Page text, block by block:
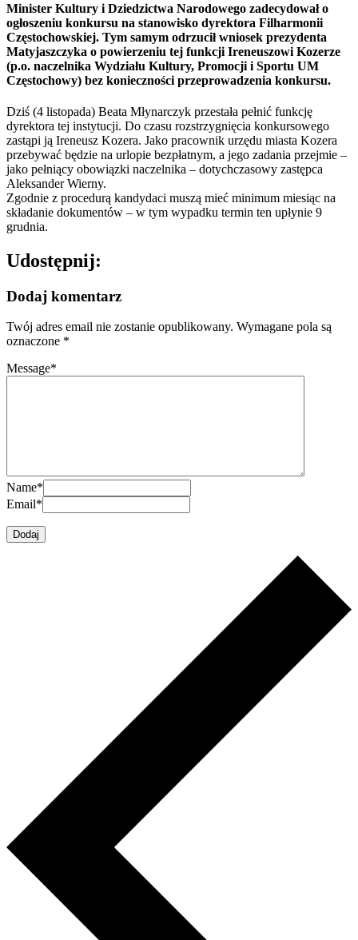
Minister Kultury i Dziedzictwa Narodowego zadecydował o
ogłoszeniu konkursu na stanowisko dyrektora Filharmonii
Częstochowskiej. Tym samym odrzucił wniosek prezydenta
Matyjaszczyka o powierzeniu tej funkcji Ireneuszowi Kozerze
(p.o. naczelnika Wydziału Kultury, Promocji i Sportu UM
Częstochowy) bez konieczności przeprowadzenia konkursu.
Dziś (4 listopada) Beata Młynarczyk przestała pełnić funkcję
dyrektora tej instytucji. Do czasu rozstrzygnięcia konkursowego
zastąpi ją Ireneusz Kozera. Jako pracownik urzędu miasta Kozera
przebywać będzie na urlopie bezpłatnym, a jego zadania przejmie –
jako pełniący obowiązki naczelnika – dotychczasowy zastępca
Aleksander Wierny.
Zgodnie z procedurą kandydaci muszą mieć minimum miesiąc na
składanie dokumentów – w tym wypadku termin ten upłynie 9
grudnia.
Udostępnij:
Dodaj komentarz
Twój adres email nie zostanie opublikowany. Wymagane pola są
oznaczone *
Message*
Name*
Email*